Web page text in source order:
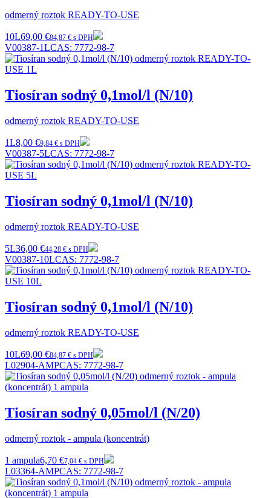
odmerný roztok READY-TO-USE
10L69,00 €84,87 € s DPH
V00387-1LCAS: 7772-98-7
Tiosíran sodný 0,1mol/l (N/10)
odmerný roztok READY-TO-USE
1L8,00 €9,84 € s DPH
V00387-5LCAS: 7772-98-7
Tiosíran sodný 0,1mol/l (N/10)
odmerný roztok READY-TO-USE
5L36,00 €44,28 € s DPH
V00387-10LCAS: 7772-98-7
Tiosíran sodný 0,1mol/l (N/10)
odmerný roztok READY-TO-USE
10L69,00 €84,87 € s DPH
L02904-AMPCAS: 7772-98-7
Tiosíran sodný 0,05mol/l (N/20)
odmerný roztok - ampula (koncentrát)
1 ampula6,70 €7,04 € s DPH
L03364-AMPCAS: 7772-98-7